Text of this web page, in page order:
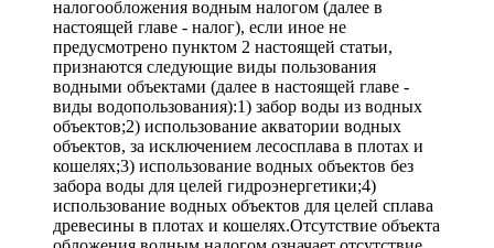
налогообложения водным налогом (далее в
настоящей главе - налог), если иное не
предусмотрено пунктом 2 настоящей статьи,
признаются следующие виды пользования
водными объектами (далее в настоящей главе -
виды водопользования):1) забор воды из водных
объектов;2) использование акватории водных
объектов, за исключением лесосплава в плотах и
кошелях;3) использование водных объектов без
забора воды для целей гидроэнергетики;4)
использование водных объектов для целей сплава
древесины в плотах и кошелях.Отсутствие объекта